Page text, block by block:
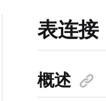
表连接
概述